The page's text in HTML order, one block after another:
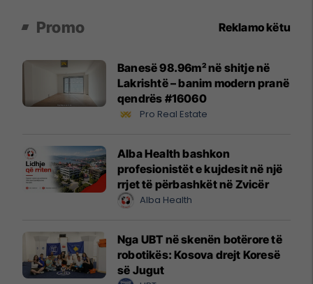
Promo Reklamo këtu
Banesë 98.96m² në shitje në
Lakrishtë – banim modern pranë
qendrës #16060
Pro Real Estate
Alba Health bashkon
profesionistët e kujdesit në një
rrjet të përbashkët në Zvicër
Alba Health
Nga UBT në skenën botërore të
robotikës: Kosova drejt Koresë
së Jugut